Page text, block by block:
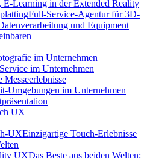
E-Learning in der Extended Reality
Full-Service-Agentur für 3D-
und Equipment
im Unternehmen
im Unternehmen
Messeerlebnisse
Umgebungen im Unternehmen
UX
UXEinzigartige Touch-Erlebnisse
UXDas Beste aus beiden Welten: